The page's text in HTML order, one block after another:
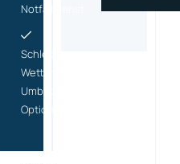
Notfalldienst
Schlecht-
Wetter-
Umbuchungs
Option